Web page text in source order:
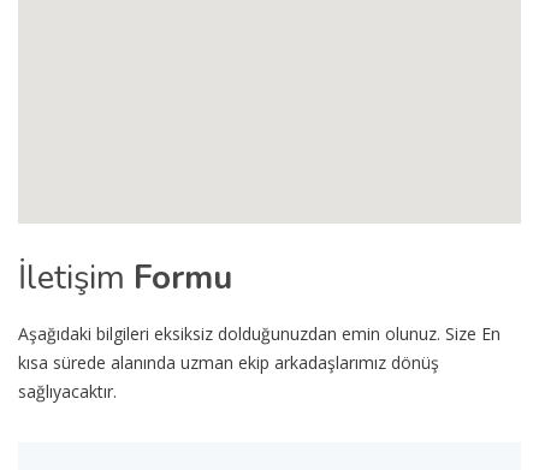
İletişim Formu
Aşağıdaki bilgileri eksiksiz dolduğunuzdan emin olunuz. Size En
kısa sürede alanında uzman ekip arkadaşlarımız dönüş
sağlıyacaktır.